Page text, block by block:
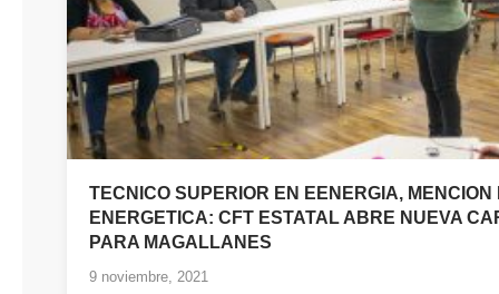
TECNICO SUPERIOR EN EENERGIA, MENCION
ENERGETICA: CFT ESTATAL ABRE NUEVA
PARA MAGALLANES
9 noviembre, 2021